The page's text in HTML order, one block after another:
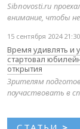
Sibnovosti.ru
внимание, чтобы
15 сентября 2024 21:30
Время удивлять и
стартовал
открытия
Зрителям
поучаствовать в